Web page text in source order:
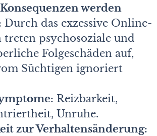
werden
Durch das exzessive Online-
treten psychosoziale und
Folgeschäden auf,
Süchtigen ignoriert
Reizbarkeit,
Unruhe.
zur Verhaltensänderung: